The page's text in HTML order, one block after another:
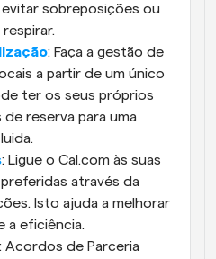
sobreposições ou
: Faça a gestão de
a partir de um único
ter os seus próprios
reserva para uma
: Ligue o Cal.com às suas
através da
Isto ajuda a melhorar
a eficiência.
: Acordos de Parceria